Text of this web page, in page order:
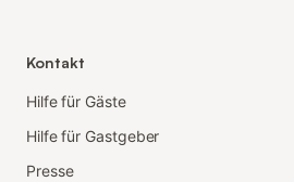
Kontakt
Hilfe für Gäste
Hilfe für Gastgeber
Presse